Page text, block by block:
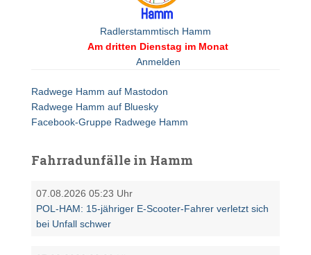
Radlerstammtisch Hamm
Am dritten Dienstag im Monat
Anmelden
Radwege Hamm auf Mastodon
Radwege Hamm auf Bluesky
Facebook-Gruppe Radwege Hamm
Fahrradunfälle in Hamm
07.08.2026 05:23 Uhr
POL-HAM: 15-jähriger E-Scooter-Fahrer verletzt sich
bei Unfall schwer